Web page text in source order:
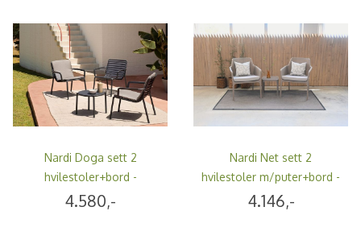
Nardi Doga sett 2
hvilestoler+bord -
antrasittgrå
4.580,-
Nardi Net sett 2
hvilestoler m/puter+bord -
gråbeige
4.146,-